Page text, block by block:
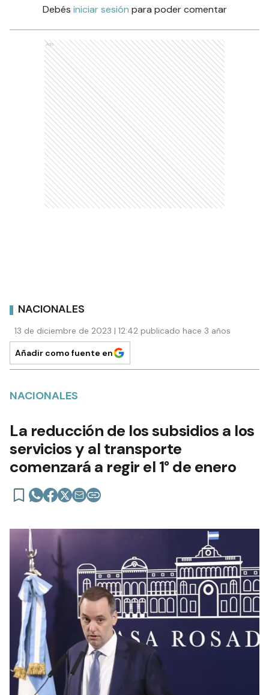
Debés iniciar sesión para poder comentar
Ads
NACIONALES
13 de diciembre de 2023 | 12:42 publicado hace 3 años
Añadir como fuente en
NACIONALES
La reducción de los subsidios a los
servicios y al transporte
comenzará a regir el 1° de enero